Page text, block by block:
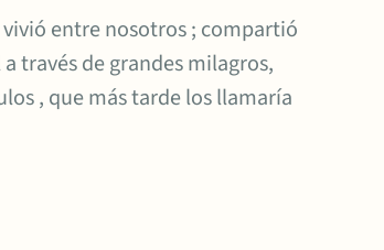
entre nosotros ; compartió
través de grandes milagros,
, que más tarde los llamaría